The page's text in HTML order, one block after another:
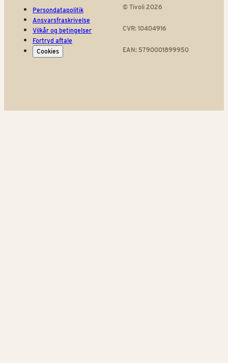
Persondatapolitik
Ansvarsfraskrivelse
Vilkår og betingelser
Fortryd aftale
Cookies
© Tivoli 2026
CVR: 10404916
EAN: 5790001899950